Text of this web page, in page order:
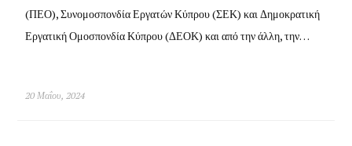
(ΠΕΟ), Συνομοσπονδία Εργατών Κύπρου (ΣΕΚ) και Δημοκρατική
Εργατική Ομοσπονδία Κύπρου (ΔΕΟΚ) και από την άλλη, την…
20 Μαΐου, 2024